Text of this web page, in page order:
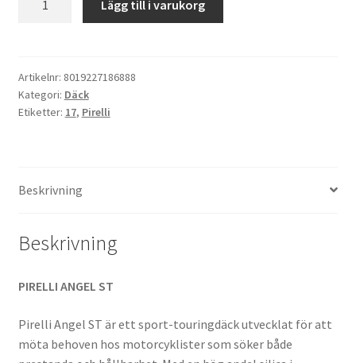
ZR
17
(69W)
Lägg till i varukorg
Artikelnr: 8019227186888
Kategori: Däck
Etiketter: 17, Pirelli
Beskrivning
Beskrivning
PIRELLI ANGEL ST
Pirelli Angel ST är ett sport-touringdäck utvecklat för att
möta behoven hos motorcyklister som söker både